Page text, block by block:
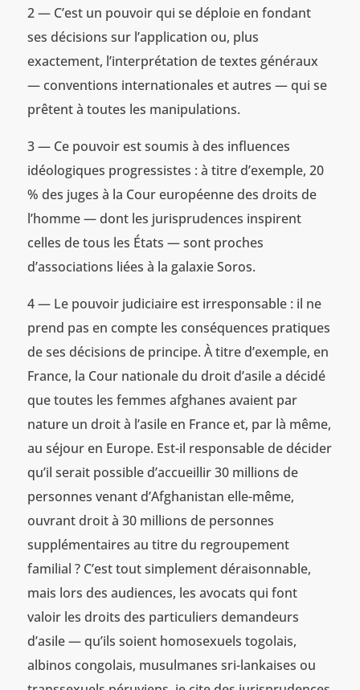
2 — C’est un pouvoir qui se déploie en fondant
ses décisions sur l’application ou, plus
exactement, l’interprétation de textes généraux
— conventions internationales et autres — qui se
prêtent à toutes les manipulations.
3 — Ce pouvoir est soumis à des influences
idéologiques progressistes : à titre d’exemple, 20
% des juges à la Cour européenne des droits de
l’homme — dont les jurisprudences inspirent
celles de tous les États — sont proches
d’associations liées à la galaxie Soros.
4 — Le pouvoir judiciaire est irresponsable : il ne
prend pas en compte les conséquences pratiques
de ses décisions de principe. À titre d’exemple, en
France, la Cour nationale du droit d’asile a décidé
que toutes les femmes afghanes avaient par
nature un droit à l’asile en France et, par là même,
au séjour en Europe. Est-il responsable de décider
qu’il serait possible d’accueillir 30 millions de
personnes venant d’Afghanistan elle-même,
ouvrant droit à 30 millions de personnes
supplémentaires au titre du regroupement
familial ? C’est tout simplement déraisonnable,
mais lors des audiences, les avocats qui font
valoir les droits des particuliers demandeurs
d’asile — qu’ils soient homosexuels togolais,
albinos congolais, musulmanes sri-lankaises ou